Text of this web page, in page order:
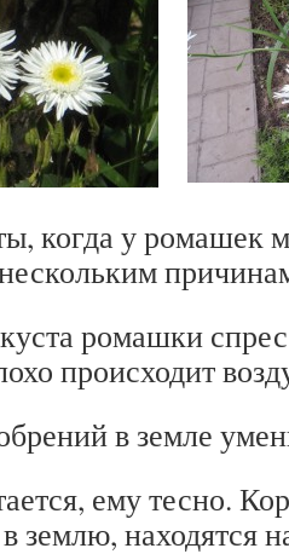
когда у ромашек
ромашки
происходит
в земле
ему тесно.
землю, находятся